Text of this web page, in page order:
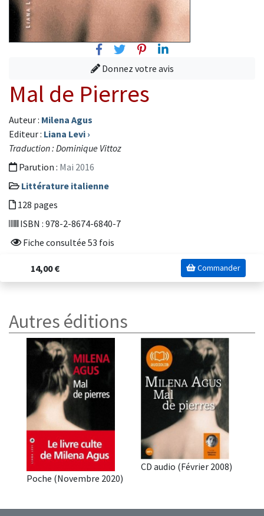
FacebookTwitterPinterest
Linkedin
Donnez votre avis
Mal de Pierres
Auteur : Milena Agus
Editeur : Liana Levi ›
Traduction : Dominique Vittoz
Parution : Mai 2016
Littérature italienne
128 pages
ISBN : 978-2-8674-6840-7
Fiche consultée 53 fois
14,00 € Commander
Autres éditions
Poche (Novembre 2020)
CD audio (Février 2008)